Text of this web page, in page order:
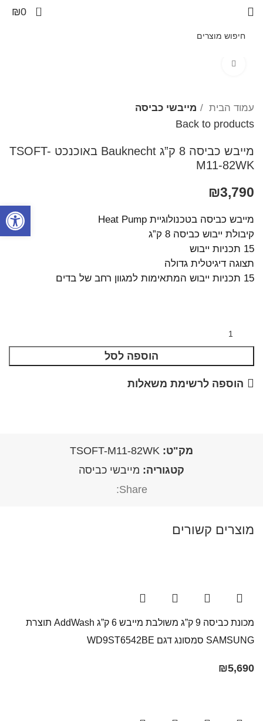
0
₪0
עמוד הבית מייבשי כביסה
Back to products
מייבש כביסה 8 ק”ג Bauknecht באוכנכט TSOFT-
M11-82WK
₪3,790
מייבש כביסה בטכנולוגיית Heat Pump
קיבולת ייבוש כביסה 8 ק”ג
15 תכניות ייבוש
תצוגה דיגיטלית גדולה
15 תכניות ייבוש המתאימות למגוון רחב של בדים
הוספה לסל
הוספה לרשימת משאלות
מק"ט: TSOFT-M11-82WK
קטגוריה: מייבשי כביסה
Share:
מוצרים קשורים
מכונת כביסה 9 ק”ג משולבת מייבש 6 ק”ג AddWash תוצרת
SAMSUNG סמסונג דגם WD9ST6542BE
₪5,690
פתח